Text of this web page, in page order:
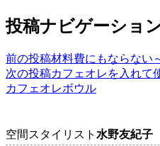
投稿ナビゲーショ
前の投稿材料費にもならない
次の投稿カフェオレを入れて
カフェオレボウル
空間スタイリスト 水野友紀子